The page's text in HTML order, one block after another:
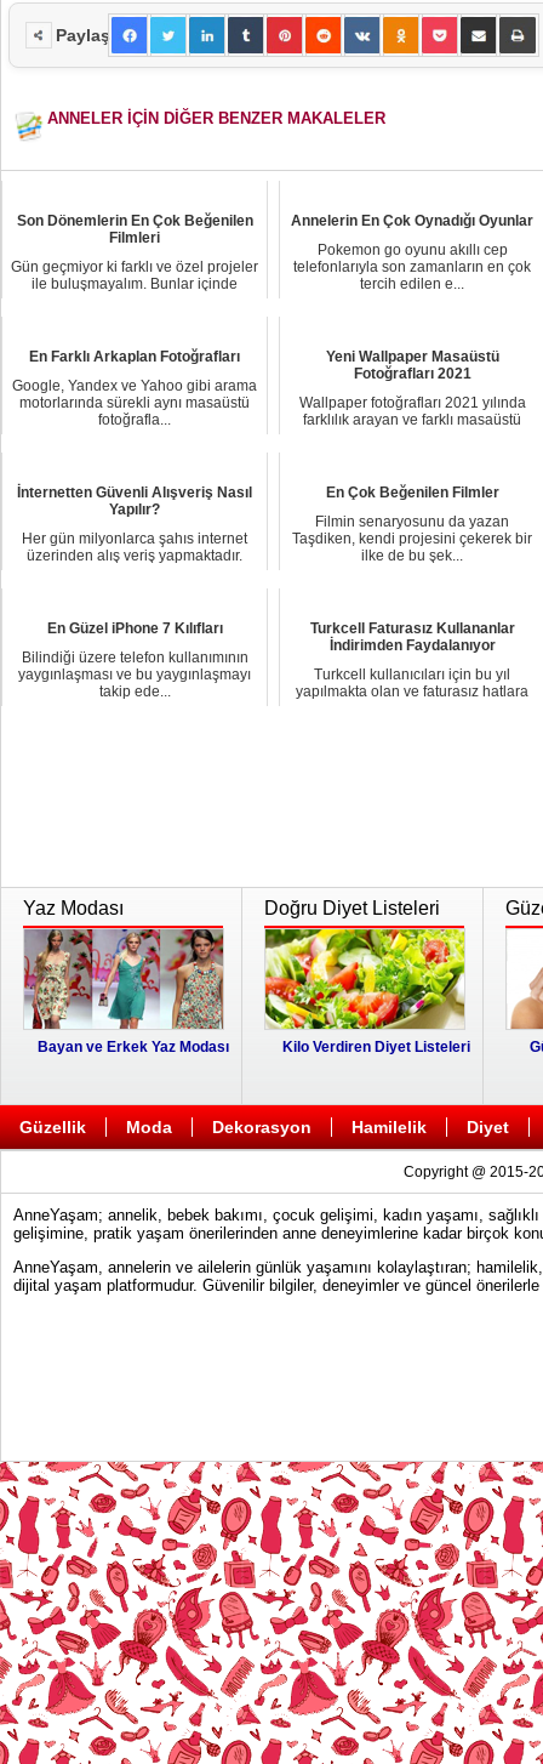
Paylaş
ANNELER İÇİN DİĞER BENZER MAKALELER
Son Dönemlerin En Çok Beğenilen
Filmleri
Gün geçmiyor ki farklı ve özel projeler
ile buluşmayalım. Bunlar içinde
Annelerin En Çok Oynadığı Oyunlar
Pokemon go oyunu akıllı cep
telefonlarıyla son zamanların en çok
tercih edilen e...
En Farklı Arkaplan Fotoğrafları
Google, Yandex ve Yahoo gibi arama
motorlarında sürekli aynı masaüstü
fotoğrafla...
Yeni Wallpaper Masaüstü
Fotoğrafları 2021
Wallpaper fotoğrafları 2021 yılında
farklılık arayan ve farklı masaüstü
İnternetten Güvenli Alışveriş Nasıl
Yapılır?
Her gün milyonlarca şahıs internet
üzerinden alış veriş yapmaktadır.
En Çok Beğenilen Filmler
Filmin senaryosunu da yazan
Taşdiken, kendi projesini çekerek bir
ilke de bu şek...
En Güzel iPhone 7 Kılıfları
Bilindiği üzere telefon kullanımının
yaygınlaşması ve bu yaygınlaşmayı
takip ede...
Turkcell Faturasız Kullananlar
İndirimden Faydalanıyor
Turkcell kullanıcıları için bu yıl
yapılmakta olan ve faturasız hatlara
Yaz Modası
Bayan ve Erkek Yaz Modası
Doğru Diyet Listeleri
Kilo Verdiren Diyet Listeleri
Güzellik Moda Dekorasyon Hamilelik Diyet
Copyright @ 2015-
AnneYaşam; annelik, bebek bakımı, çocuk gelişimi, kadın yaşamı,
gelişimine, pratik yaşam önerilerinden anne deneyimlerine kadar birçok
AnneYaşam, annelerin ve ailelerin günlük yaşamını kolaylaştıran;
dijital yaşam platformudur. Güvenilir bilgiler, deneyimler ve güncel